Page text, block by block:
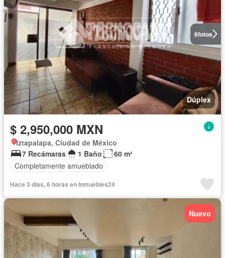
6fotos
Dúplex
$ 2,950,000 MXN
Iztapalapa, Ciudad de México
7 Recámaras
1 Baño
60 m²
Completamente amueblado
Hace 3 días, 6 horas en Inmuebles24
Nuevo